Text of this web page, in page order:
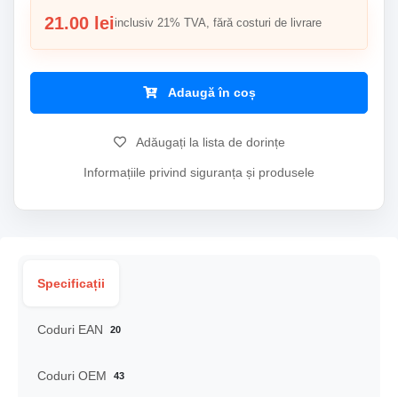
21.00 leiinclusiv 21% TVA, fără costuri de livrare
Adaugă în coș
Adăugați la lista de dorințe
Informațiile privind siguranța și produsele
Specificații
Coduri EAN 20
Coduri OEM 43